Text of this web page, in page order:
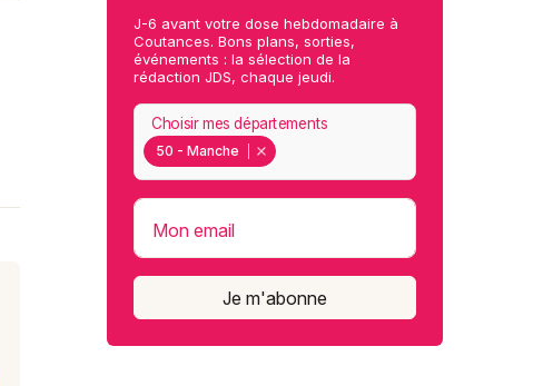
J-6 avant votre dose hebdomadaire à
Coutances. Bons plans, sorties,
événements : la sélection de la
rédaction JDS, chaque jeudi.
50 - Manche
Choisir mes départements
Mon email
Je m'abonne